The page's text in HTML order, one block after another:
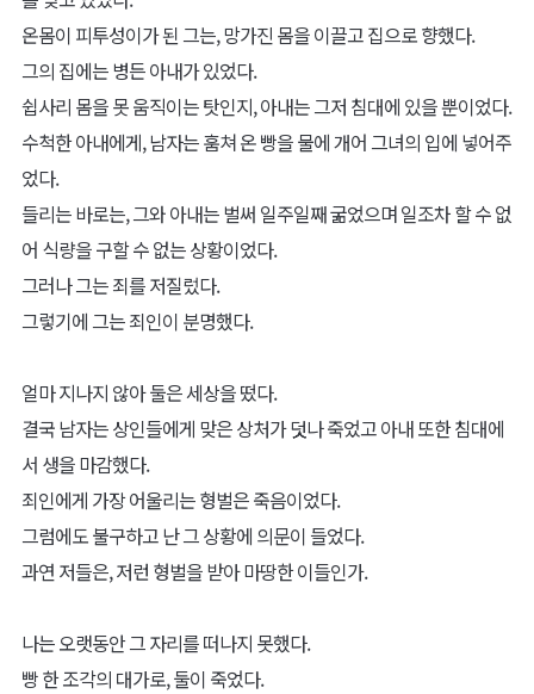
온몸이 피투성이가 된 그는, 망가진 몸을 이끌고 집으로 향했다.
그의 집에는 병든 아내가 있었다.
쉽사리 몸을 못 움직이는 탓인지, 아내는 그저 침대에 있을 뿐이었다.
수척한 아내에게, 남자는 훔쳐 온 빵을 물에 개어 그녀의 입에 넣어주
었다.
들리는 바로는, 그와 아내는 벌써 일주일째 굶었으며 일조차 할 수 없
어 식량을 구할 수 없는 상황이었다.
그러나 그는 죄를 저질렀다.
그렇기에 그는 죄인이 분명했다.
얼마 지나지 않아 둘은 세상을 떴다.
결국 남자는 상인들에게 맞은 상처가 덧나 죽었고 아내 또한 침대에
서 생을 마감했다.
죄인에게 가장 어울리는 형벌은 죽음이었다.
그럼에도 불구하고 난 그 상황에 의문이 들었다.
과연 저들은, 저런 형벌을 받아 마땅한 이들인가.
나는 오랫동안 그 자리를 떠나지 못했다.
빵 한 조각의 대가로, 둘이 죽었다.